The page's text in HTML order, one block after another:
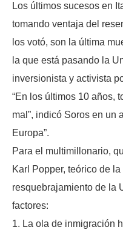
Los últimos sucesos en
tomando ventaja del
los votó, son la última
la que está pasando la
inversionista y activista
“En los últimos 10 años,
mal”, indicó Soros en un
Europa”.
Para el multimillonario,
Karl Popper, teórico de
resquebrajamiento de la
factores:
1. La ola de inmigración